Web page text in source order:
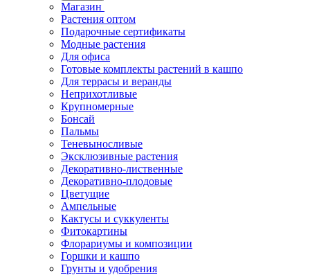
Магазин
Растения оптом
Подарочные сертификаты
Модные растения
Для офиса
Готовые комплекты растений в кашпо
Для террасы и веранды
Неприхотливые
Крупномерные
Бонсай
Пальмы
Теневыносливые
Эксклюзивные растения
Декоративно-лиственные
Декоративно-плодовые
Цветущие
Ампельные
Кактусы и суккуленты
Фитокартины
Флорариумы и композиции
Горшки и кашпо
Грунты и удобрения